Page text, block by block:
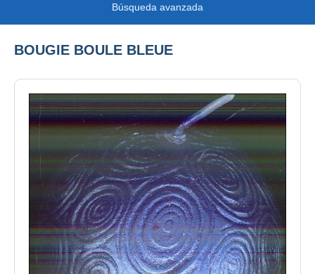
Búsqueda avanzada
BOUGIE BOULE BLEUE